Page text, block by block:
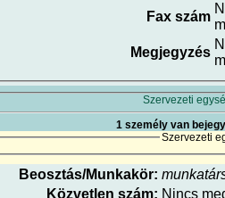
Fax szám
Megjegyzés
Szervezeti
1 személy van
Szervezeti
Beosztás/Munkakör:
Közvetlen szám: Nincs